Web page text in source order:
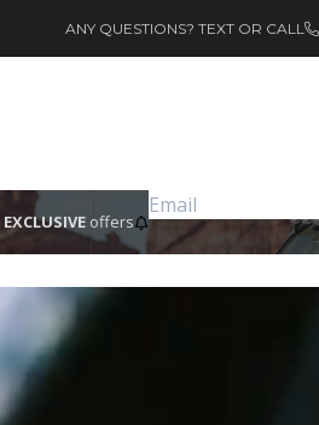
ANY QUESTIONS? TEXT OR CALL
EXCLUSIVE offers